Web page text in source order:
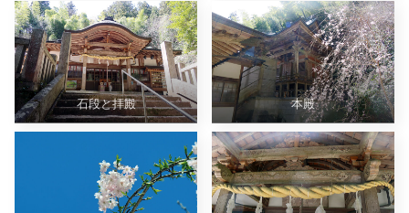
石段と拝殿 本殿